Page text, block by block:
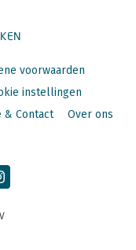
voorwaarden
instellingen
& Contact Over ons